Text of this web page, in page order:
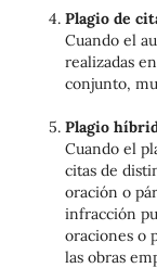
Plagio de
Cuando el
realizadas
conjunto,
Plagio
Cuando el
citas de
oración o
infracción
oraciones o
las obras